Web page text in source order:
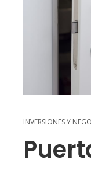
INVERSIONES Y